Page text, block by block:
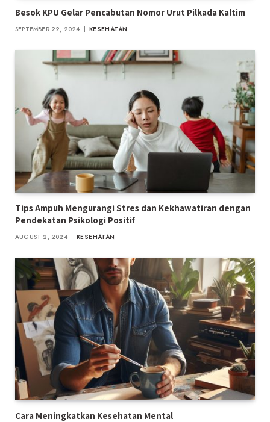
Besok KPU Gelar Pencabutan Nomor Urut Pilkada Kaltim
SEPTEMBER 22, 2024 KESEHATAN
Tips Ampuh Mengurangi Stres dan Kekhawatiran dengan
Pendekatan Psikologi Positif
AUGUST 2, 2024 KESEHATAN
Cara Meningkatkan Kesehatan Mental